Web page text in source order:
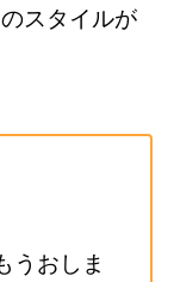
スタイルが
うおしま